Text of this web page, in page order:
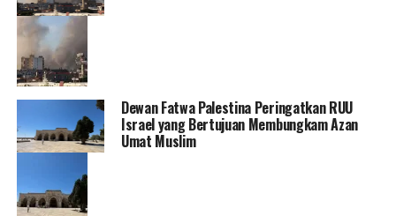
Dewan Fatwa Palestina Peringatkan RUU
Israel yang Bertujuan Membungkam Azan
Umat Muslim